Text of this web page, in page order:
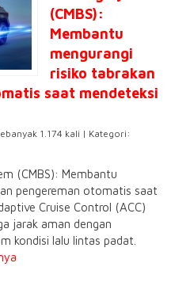
(CMBS):
Membantu
mengurangi
risiko tabrakan
saat mendeteksi
1.174 kali | Kategori:
(CMBS): Membantu
pengereman otomatis saat
Cruise Control (ACC)
jarak aman dengan
kondisi lalu lintas padat.